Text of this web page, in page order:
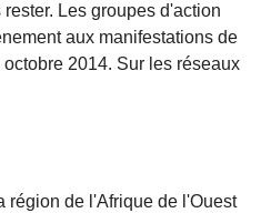
Les groupes d'action
aux manifestations de
2014. Sur les réseaux
région de l'Afrique de l'Ouest